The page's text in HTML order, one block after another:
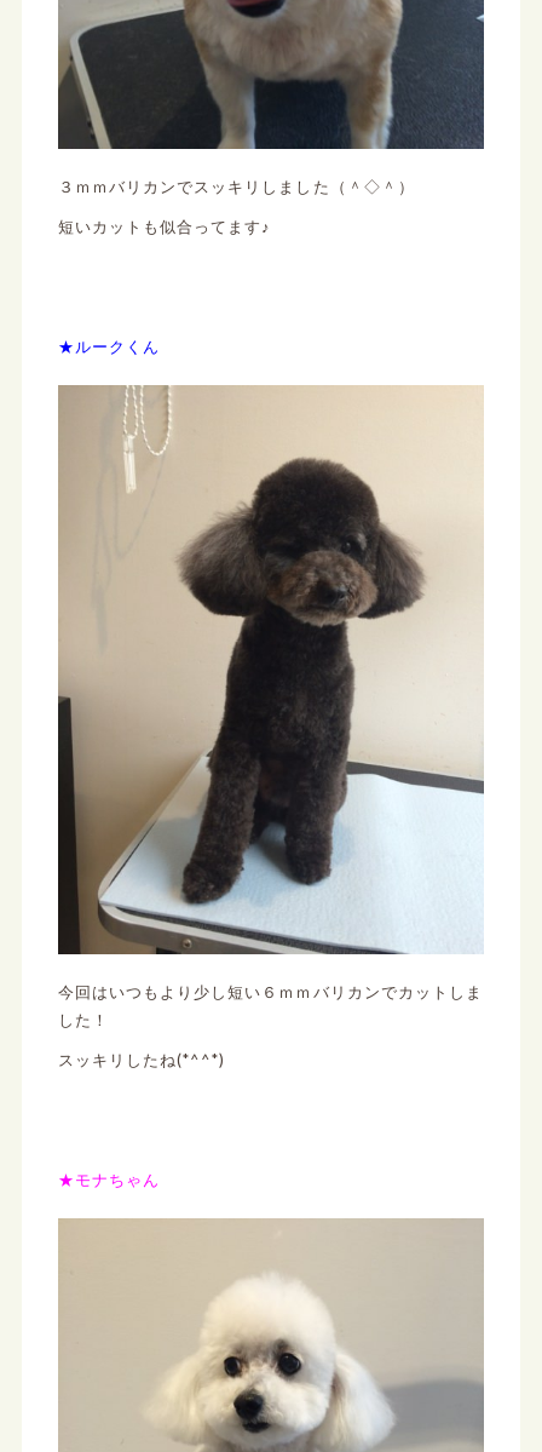
３ｍｍバリカンでスッキリしました（＾◇＾）
短いカットも似合ってます♪
★ルークくん
今回はいつもより少し短い６ｍｍバリカンでカットしま
した！
スッキリしたね(*^^*)
★モナちゃん